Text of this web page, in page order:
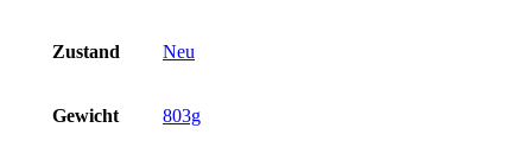
Zustand Neu
Gewicht 803g